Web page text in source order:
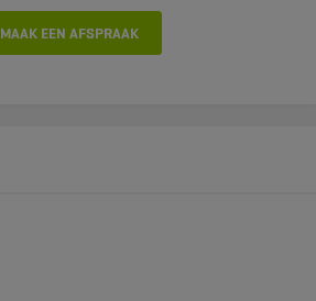
MAAK EEN AFSPRAAK